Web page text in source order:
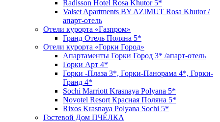
Radisson Hotel Rosa Khutor 5*
Valset Apartments BY AZIMUT Rosa Khutor /
апарт-отель
Отели курорта «Газпром»
Гранд Отель Поляна 5*
Отели курорта «Горки Город»
Апартаменты Горки Город 3* /апарт-отель
Горки Арт 4*
Горки -Плаза 3*, Горки-Панорама 4*, Горки-
Гранд 4*
Sochi Marriott Krasnaya Polyana 5*
Novotel Resort Красная Поляна 5*
Rixos Krasnaya Polyana Sochi 5*
Гостевой Дом ПЧЁЛКА